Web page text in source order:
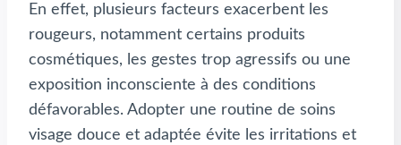
En effet, plusieurs facteurs exacerbent les
rougeurs, notamment certains produits
cosmétiques, les gestes trop agressifs ou une
exposition inconsciente à des conditions
défavorables. Adopter une routine de soins
visage douce et adaptée évite les irritations et